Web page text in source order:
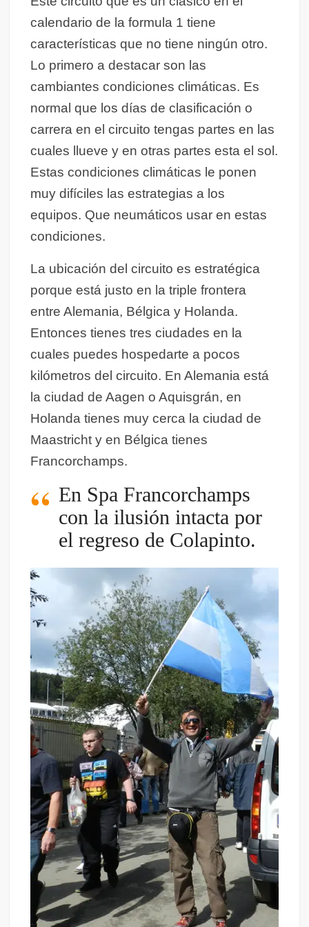
calendario de la formula 1 tiene
características que no tiene ningún otro.
Lo primero a destacar son las
cambiantes condiciones climáticas. Es
normal que los días de clasificación o
carrera en el circuito tengas partes en las
cuales llueve y en otras partes esta el sol.
Estas condiciones climáticas le ponen
muy difíciles las estrategias a los
equipos. Que neumáticos usar en estas
condiciones.
La ubicación del circuito es estratégica
porque está justo en la triple frontera
entre Alemania, Bélgica y Holanda.
Entonces tienes tres ciudades en la
cuales puedes hospedarte a pocos
kilómetros del circuito. En Alemania está
la ciudad de Aagen o Aquisgrán, en
Holanda tienes muy cerca la ciudad de
Maastricht y en Bélgica tienes
Francorchamps.
En Spa Francorchamps
con la ilusión intacta por
el regreso de Colapinto.